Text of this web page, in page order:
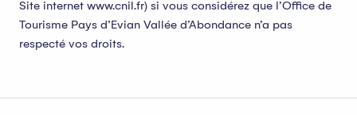
Site internet www.cnil.fr) si vous considérez que l’Office de
Tourisme Pays d’Evian Vallée d’Abondance n’a pas
respecté vos droits.